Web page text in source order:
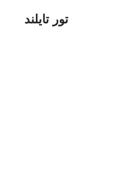
تور تایلند